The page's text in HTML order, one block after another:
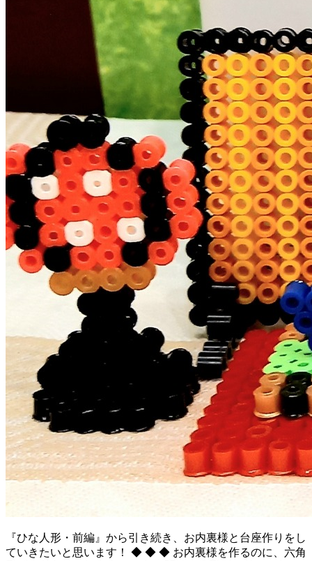
『ひな人形・前編』から引き続き、お内裏様と台座作りをし
ていきたいと思います！ ◆ ◆ ◆ お内裏様を作るのに、六角